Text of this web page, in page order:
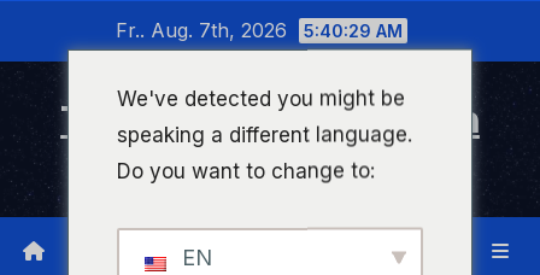
wechseln
Fr.. Aug. 7th, 2026 5:40:30 AM
Timeline Bad Kreuznach
Infonetzwerk für Bad Kreuznach
We've detected you might be
speaking a different language.
Do you want to change to:
EN